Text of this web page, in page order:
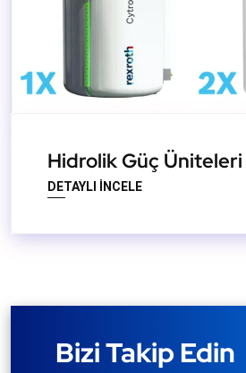
Hidrolik Güç Üniteleri
DETAYLI İNCELE
Bizi Takip Edin